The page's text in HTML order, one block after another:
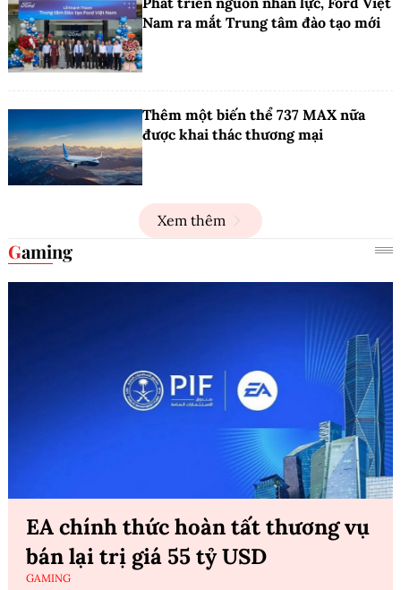
Nam ra mắt Trung tâm đào tạo mới
Thêm một biến thể 737 MAX nữa
được khai thác thương mại
Xem thêm
Gaming
EA chính thức hoàn tất thương vụ
bán lại trị giá 55 tỷ USD
GAMING